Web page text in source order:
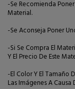
-Se Recomienda
Material.
-Se Aconseja Poner
-Si Se Compra El
Y El Precio De Este
-El Color Y El Tamaño
Las Imágenes A